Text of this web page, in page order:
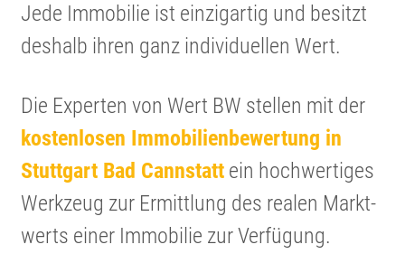
Jede Immobilie ist einzig­artig und besitzt
deshalb ihren ganz indivi­du­ellen Wert.
Die Experten von Wert BW stellen mit der
kosten­losen Immobi­li­en­be­wer­tung in
Stuttgart Bad Cannstatt ein hochwer­tiges
Werkzeug zur Ermitt­lung des realen Markt­
werts einer Immobilie zur Verfügung.